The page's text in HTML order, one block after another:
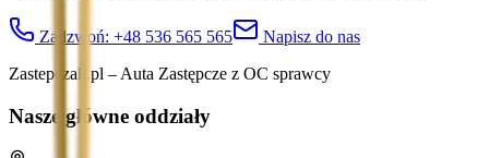
Zadzwoń: +48 536 565 565
Napisz do nas
Zastepczak.pl – Auta Zastępcze z OC sprawcy
Nasze główne oddziały